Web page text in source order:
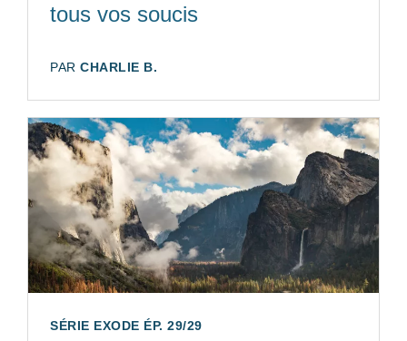
tous vos soucis
AUTEUR:
PAR CHARLIE B.
SÉRIE EXODE ÉP. 29/29